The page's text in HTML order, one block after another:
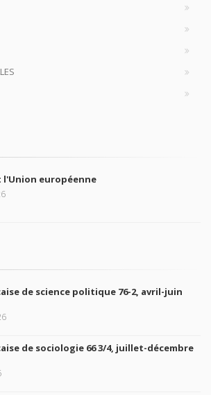
l'Union européenne
de science politique 76-2, avril-juin
de sociologie 66 3/4, juillet-décembre